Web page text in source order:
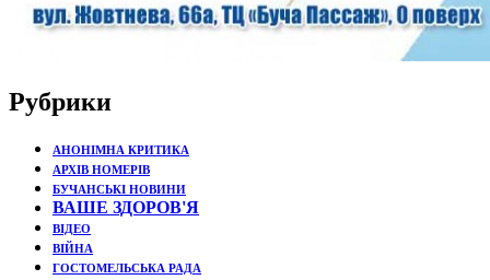
Рубрики
АНОНІМНА КРИТИКА
АРХІВ НОМЕРІВ
БУЧАНСЬКІ НОВИНИ
ВАШЕ ЗДОРОВ'Я
ВІДЕО
ВІЙНА
ГОСТОМЕЛЬСЬКА РАДА